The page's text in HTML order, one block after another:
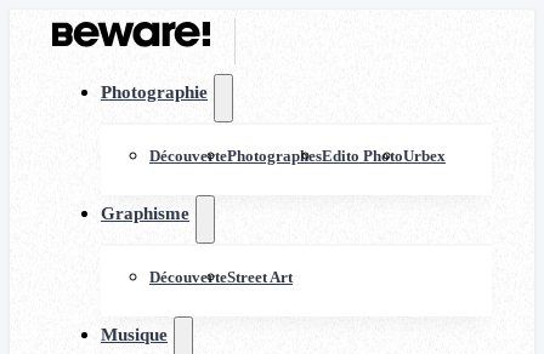
Photographie
DécouvertePhotographesEdito PhotoUrbex
Graphisme
DécouverteStreet Art
Musique